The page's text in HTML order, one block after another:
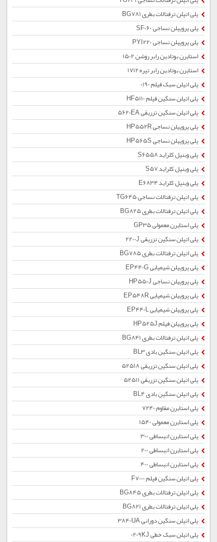
پلی اتیلن ترفتالات بطری BG781
پلی پروپیلن نساجی SF060
پلی پروپیلن نساجی PYI220
استایرن بوتادین رابر روشن 1502
استایرن بوتادین رابر تیره 1712
پلی اتیلن سبک فیلم 0190
پلی اتیلن سنگین فیلم HF5110
پلی اتیلن سنگین تزریقی 5620EA
پلی پروپیلن نساجی HP552R
پلی پروپیلن نساجی HP565S
پلی وینیل کلراید S6558
پلی وینیل کلراید S57
پلی وینیل کلراید E6834
پلی اتیلن ترفتالات نساجی TG645
پلی اتیلن ترفتالات بطری BG825
پلی استایرن معمولی GP35
پلی اتیلن سنگین تزریقی 2200J
پلی اتیلن ترفتالات بطری BG785
پلی پروپیلن شیمیایی EP440G
پلی پروپیلن نساجی HP550J
پلی پروپیلن شیمیایی EP548R
پلی پروپیلن شیمیایی EP440L
پلی پروپیلن فیلم HP525J
پلی اتیلن ترفتالات بطری BG841
پلی اتیلن سنگین بادی BL3
پلی اتیلن سنگین تزریقی 52518
پلی اتیلن سنگین تزریقی 52511
پلی اتیلن سنگین بادی BL4
پلی استایرن مقاوم 7240
پلی استایرن معمولی 1540
پلی استایرن انبساطی 300
پلی استایرن انبساطی 200
پلی استایرن انبساطی 400
پلی اتیلن سنگین فیلم F7000
پلی اتیلن ترفتالات بطری BG845
پلی اتیلن ترفتالات بطری BG821
پلی اتیلن سنگین دورانی 3840UA
پلی اتیلن سبک خطی 0209KJ